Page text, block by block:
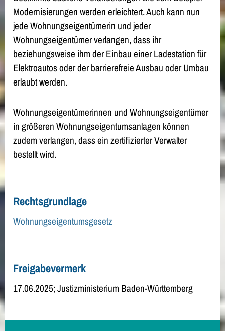
Modernisierungen werden erleichtert. Auch kann nun
jede Wohnungseigentümerin und jeder
Wohnungseigentümer verlangen, dass ihr
beziehungsweise ihm der Einbau einer Ladestation für
Elektroautos oder der barrierefreie Ausbau oder Umbau
erlaubt werden.
Wohnungseigentümerinnen und Wohnungseigentümer
in größeren Wohnungseigentumsanlagen können
zudem verlangen, dass ein zertifizierter Verwalter
bestellt wird.
Rechtsgrundlage
Wohnungseigentumsgesetz
Freigabevermerk
17.06.2025; Justizministerium Baden-Württemberg